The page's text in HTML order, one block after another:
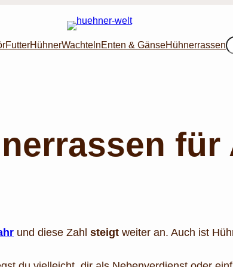
FutterHühnerWachtelnEnten & GänseHühnerrassen
für
und diese Zahlsteigt weiter an. Auch ist